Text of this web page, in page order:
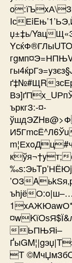
џ±‡ь/Yaц
ґ‡№#ЩR
ъркгЗ:-¤­
кўя¬†yт;
’ОЗ
ъhјё
ЬПЊЯі–
T